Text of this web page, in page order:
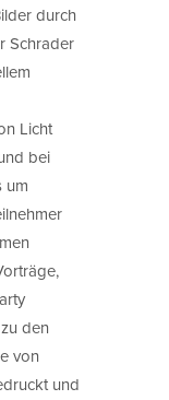
durch
Schrader
Licht
bei
um
den
von
und